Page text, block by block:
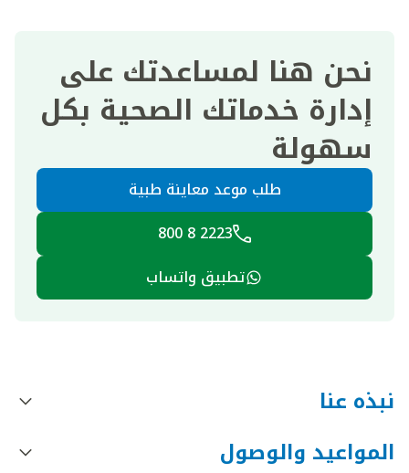
نحن هنا لمساعدتك على
إدارة خدماتك الصحية بكل
سهولة
طلب موعد معاينة طبية
2223 8 800
تطبيق واتساب
نبذه عنا
المواعيد والوصول